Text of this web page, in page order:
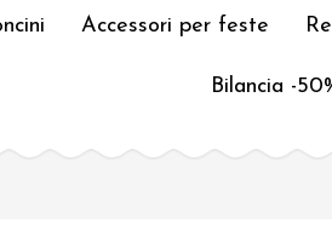
Accessori per feste
Bilancia -